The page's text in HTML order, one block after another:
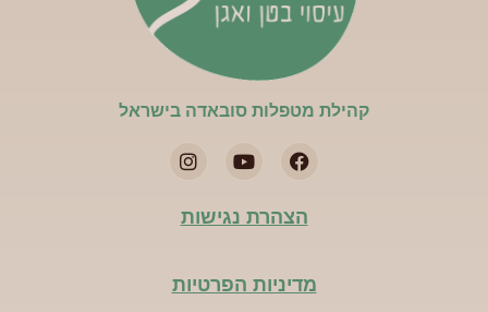
קהילת מטפלות סובאדה בישראל​
הצהרת נגישות
מדיניות הפרטיות